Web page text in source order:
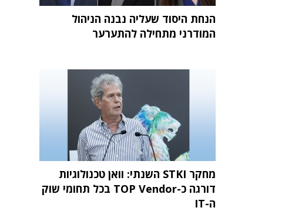
הנחת היסוד שעליה נבנה הניהול
המודרני מתחילה להתערער
מחקר STKI השנתי: וואן טכנולוגיות
דורגה כ-TOP Vendor בכל תחומי שוק
ה-IT